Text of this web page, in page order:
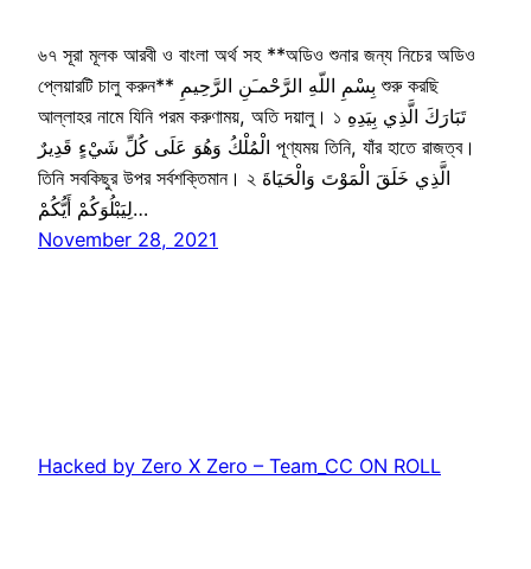
৬৭ সূরা মূলক আরবী ও বাংলা অর্থ সহ **অডিও শুনার জন্য নিচের অডিও
প্লেয়ারটি চালু করুন** بِسْمِ اللّهِ الرَّحْمـَنِ الرَّحِيمِ শুরু করছি
আল্লাহর নামে যিনি পরম করুণাময়, অতি দয়ালু। ১ تَبَارَكَ الَّذِي بِيَدِهِ
الْمُلْكُ وَهُوَ عَلَى كُلِّ شَيْءٍ قَدِيرٌ পূণ্যময় তিনি, যাঁর হাতে রাজত্ব।
তিনি সবকিছুর উপর সর্বশক্তিমান। ২ الَّذِي خَلَقَ الْمَوْتَ وَالْحَيَاةَ
لِيَبْلُوَكُمْ أَيُّكُمْ…
November 28, 2021
Hacked by Zero X Zero – Team_CC ON ROLL